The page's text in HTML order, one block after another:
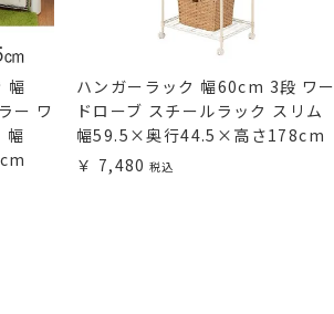
幅
ー ワ
幅
ハンガーラック 幅60cm 3段 ワー
ドローブ スチールラック スリム
幅59.5×奥行44.5×高さ178cm
7,480